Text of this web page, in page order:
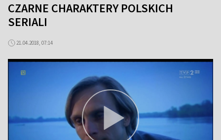
CZARNE CHARAKTERY POLSKICH
SERIALI
21.04.2018, 07:14